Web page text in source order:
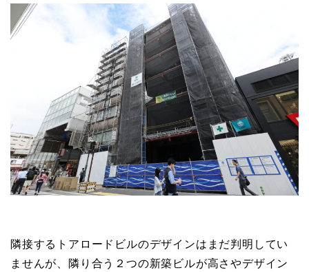
隣接するトアロードビルのデザインはまだ判明してい
ませんが、隣り合う２つの新築ビルが高さやデザイン